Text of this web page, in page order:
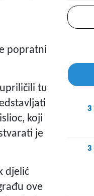
popratni
tu
koji
je
djelić
ove
3
3